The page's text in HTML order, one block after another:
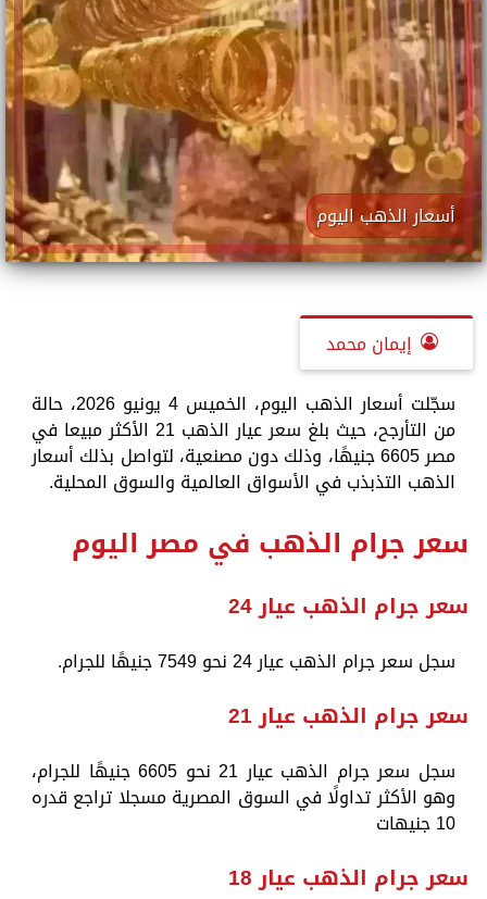
أسعار الذهب اليوم
إيمان محمد
سجّلت أسعار الذهب اليوم، الخميس 4 يونيو 2026، حالة
من التأرجح، حيث بلغ سعر عيار الذهب 21 الأكثر مبيعا في
مصر 6605 جنيهًا، وذلك دون مصنعية، لتواصل بذلك أسعار
الذهب التذبذب في الأسواق العالمية والسوق المحلية.
سعر جرام الذهب في مصر اليوم
سعر جرام الذهب عيار 24
سجل سعر جرام الذهب عيار 24 نحو 7549 جنيهًا للجرام.
سعر جرام الذهب عيار 21
سجل سعر جرام الذهب عيار 21 نحو 6605 جنيهًا للجرام،
وهو الأكثر تداولًا في السوق المصرية مسجلا تراجع قدره
10 جنيهات
سعر جرام الذهب عيار 18